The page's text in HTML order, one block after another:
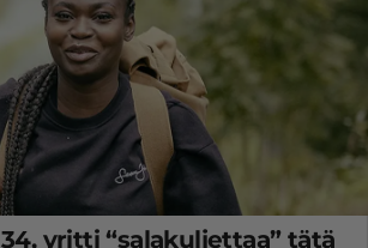
yritti “salakuljettaa” tätä